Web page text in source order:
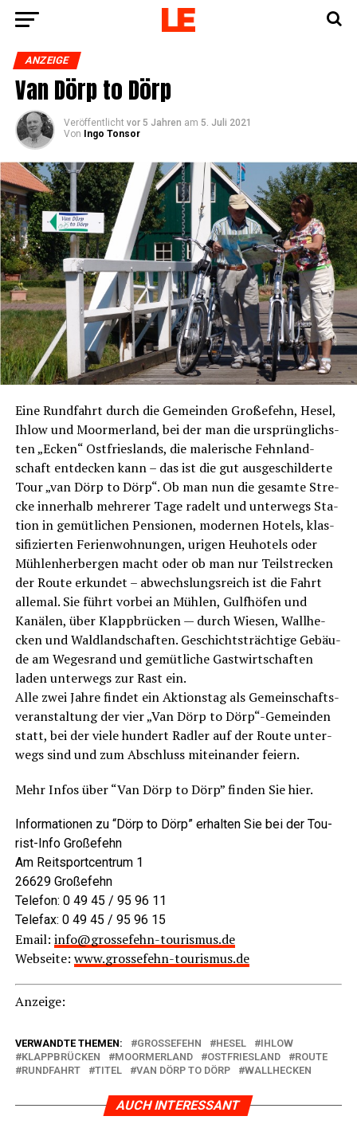
ANZEIGE
Van Dörp to Dörp
Veröffentlicht vor 5 Jahren am 5. Juli 2021
Von
Ingo Tonsor
Eine Rund­fahrt durch die Gemein­den Große­fehn, Hesel,
Ihlow und Moorm­er­land, bei der man die ursprüng­lichs­
ten „Ecken“ Ost­fries­lands, die male­ri­sche Fehn­land­
schaft ent­de­cken kann – das ist die gut aus­ge­schil­der­te
Tour „van Dörp to Dörp“. Ob man nun die gesam­te Stre­
cke inner­halb meh­re­rer Tage radelt und unter­wegs Sta­
ti­on in gemüt­li­chen Pen­sio­nen, moder­nen Hotels, klas­
si­fi­zier­ten Feri­en­woh­nun­gen, uri­gen Heu­ho­tels oder
Müh­len­her­ber­gen macht oder ob man nur Teil­stre­cken
der Rou­te erkun­det – abwechs­lungs­reich ist die Fahrt
alle­mal. Sie führt vor­bei an Müh­len, Gulfhö­fen und
Kanä­len, über Klapp­brü­cken — durch Wie­sen, Wall­he­
cken und Wald­land­schaf­ten. Geschichts­träch­ti­ge Gebäu­
de am Weges­rand und gemüt­li­che Gast­wirt­schaf­ten
laden unter­wegs zur Rast ein.
Alle zwei Jah­re fin­det ein Akti­ons­tag als Gemein­schafts­
ver­an­stal­tung der vier „Van Dörp to Dörp“-Gemeinden
statt, bei der vie­le hun­dert Rad­ler auf der Rou­te unter­
wegs sind und zum Abschluss mit­ein­an­der feiern.
Mehr Infos über “Van Dörp to Dörp” fin­den Sie hier.
Infor­ma­tio­nen zu “Dörp to Dörp” erhal­ten Sie bei der Tou­
rist-Info Großefehn
Am Reit­sport­cen­trum 1
26629 Großefehn
Tele­fon: 0 49 45 / 95 96 11
Tele­fax: 0 49 45 / 95 96 15
Email: info‎@‎grossefehn-tourismus.de
Web­sei­te: www.grossefehn-tourismus.de
Anzei­ge:
VERWANDTE THEMEN: GROSSEFEHN HESEL
IHLOW
KLAPPBRÜCKEN
MOORMERLAND OSTFRIESLAND
ROUTE
RUNDFAHRT
TITEL VAN DÖRP TO DÖRP WALLHECKEN
AUCH INTERESSANT